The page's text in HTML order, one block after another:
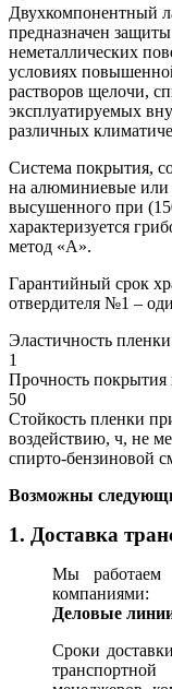
Двухкомпонентный
предназначен
неметаллических
условиях
растворов щелочи,
эксплуатируемых
различных
Система покрытия,
на алюминиевые или
высушенного при
характеризуется
метод «А».
Гарантийный срок
отвердителя №1 –
Эластичность
1
Прочность покрытия
50
Стойкость пленки
воздействию, ч, не
спирто-бензиновой
Возможны
1. Доставка
Мы работаем
Деловые
Сроки